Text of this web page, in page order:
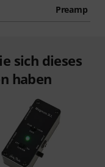
Preamp
sich dieses
haben